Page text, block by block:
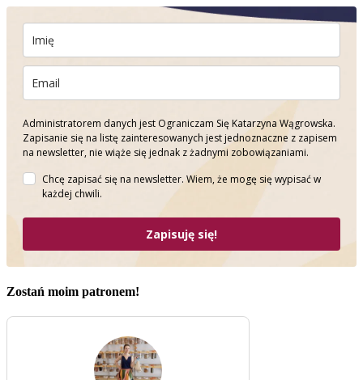
Administratorem danych jest Ograniczam Się Katarzyna Wągrowska.
Zapisanie się na listę zainteresowanych jest jednoznaczne z zapisem
na newsletter, nie wiąże się jednak z żadnymi zobowiązaniami.
Chcę zapisać się na newsletter. Wiem, że mogę się wypisać w
każdej chwili.
Zapisuję się!
Zostań moim patronem!